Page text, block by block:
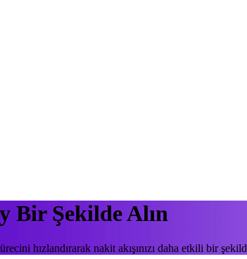
Bir Şekilde Alın
hızlandırarak nakit akışınızı daha etkili bir